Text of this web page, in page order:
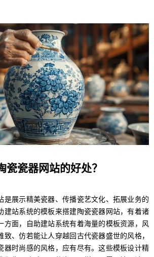
瓷瓷器网站的好处？
是展示精美瓷器、传播瓷艺文化、拓展业务的
建站系统的模板来搭建陶瓷瓷器网站，有着诸
方面，自助建站系统有着海量的模板资源，风
致、仿若能让人穿越回古代瓷器盛世的风格，
器时尚感的风格，应有尽有。这些模板设计精